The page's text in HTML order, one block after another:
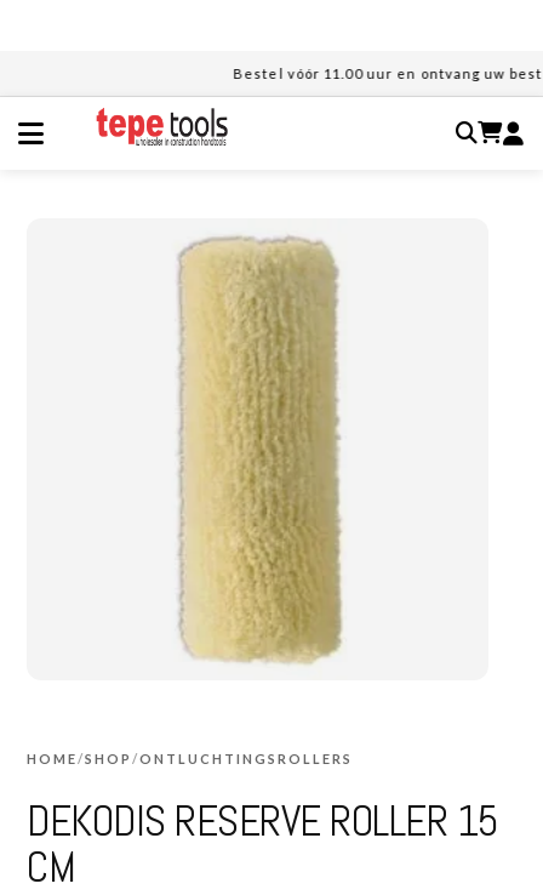
inhoud
Bestel vóór 11.00 uur en ontvang uw
HOME/SHOP/ONTLUCHTINGSROLLERS
DEKODIS RESERVE ROLLER 15
CM